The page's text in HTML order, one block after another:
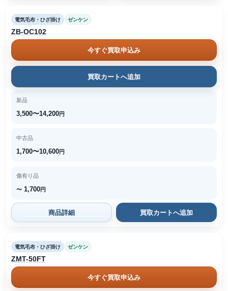
電気毛布・ひざ掛け ゼンケン
ZB-OC102
今すぐ買取申込み
買取カートへ追加
新品
3,500〜14,200円
中古品
1,700〜10,600円
傷有り品
〜 1,700円
商品詳細 買取カートへ追加
電気毛布・ひざ掛け ゼンケン
ZMT-50FT
今すぐ買取申込み